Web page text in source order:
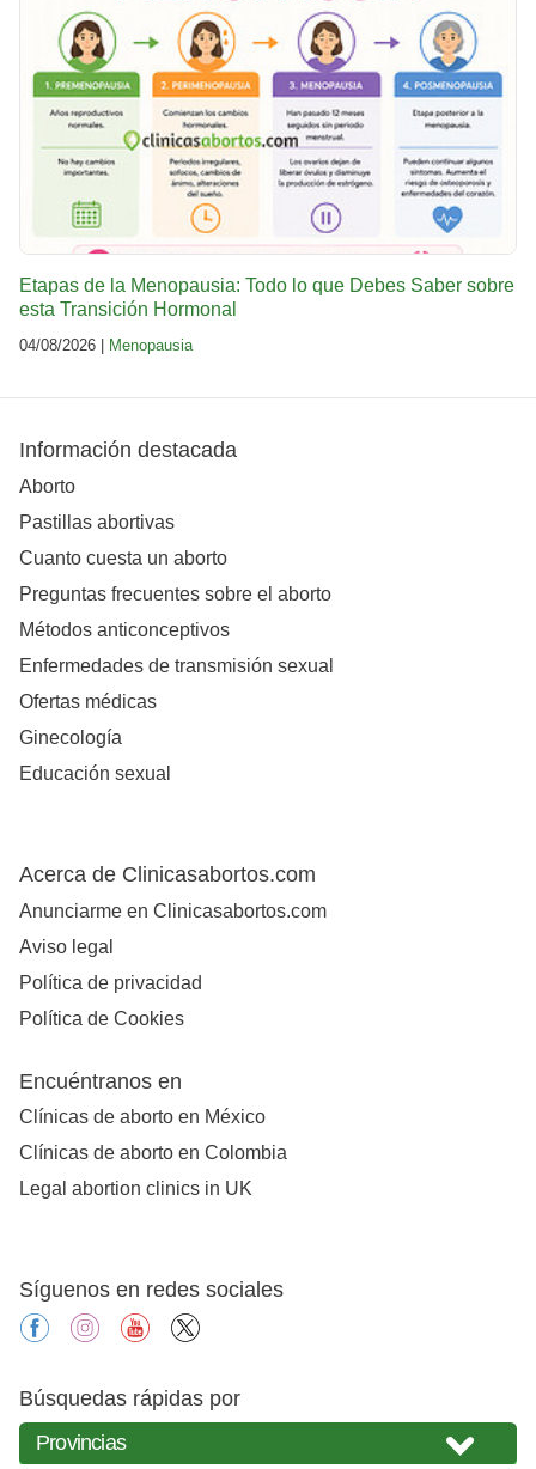
Etapas de la Menopausia: Todo lo que Debes Saber sobre
esta Transición Hormonal
04/08/2026 | Menopausia
Información destacada
Aborto
Pastillas abortivas
Cuanto cuesta un aborto
Preguntas frecuentes sobre el aborto
Métodos anticonceptivos
Enfermedades de transmisión sexual
Ofertas médicas
Ginecología
Educación sexual
Acerca de Clinicasabortos.com
Anunciarme en Clinicasabortos.com
Aviso legal
Política de privacidad
Política de Cookies
Encuéntranos en
Clínicas de aborto en México
Clínicas de aborto en Colombia
Legal abortion clinics in UK
Síguenos en redes sociales
facebookinstagramyoutube
Búsquedas rápidas por